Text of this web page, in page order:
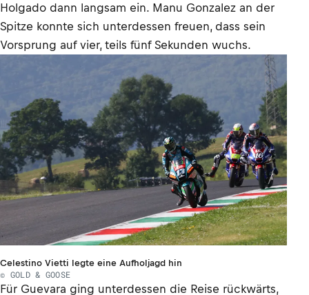
Holgado dann langsam ein. Manu Gonzalez an der
Spitze konnte sich unterdessen freuen, dass sein
Vorsprung auf vier, teils fünf Sekunden wuchs.
Celestino Vietti legte eine Aufholjagd hin
© GOLD & GOOSE
Für Guevara ging unterdessen die Reise rückwärts,